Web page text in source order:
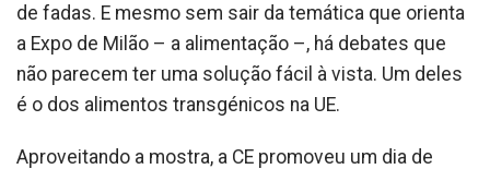
de fadas. E mesmo sem sair da temática que orienta
a Expo de Milão – a alimentação –, há debates que
não parecem ter uma solução fácil à vista. Um deles
é o dos alimentos transgénicos na UE.
Aproveitando a mostra, a CE promoveu um dia de